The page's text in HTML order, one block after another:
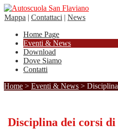
Mappa | Contattaci | News
Home Page
Eventi & News
Download
Dove Siamo
Contatti
Home > Eventi & News >
Disciplina dei corsi